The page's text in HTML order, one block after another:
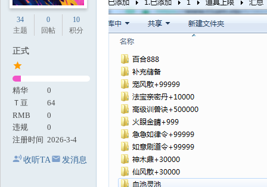
34
主题
0
回帖
10
积分
正式
精华
0
Ｔ豆
64
RMB
0
违规
0
注册时间 2026-3-4
收听TA 发消息